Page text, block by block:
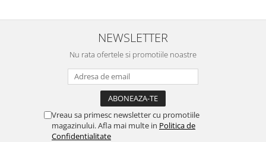
NEWSLETTER
Nu rata ofertele si promotiile noastre
Vreau sa primesc newsletter cu promotiile
magazinului. Afla mai multe in Politica de
Confidentialitate